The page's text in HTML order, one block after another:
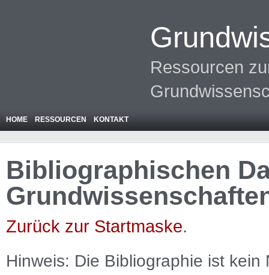
Ressourcen
HOME RESSOURCEN KONTAKT
Bibliographischen
Zurück zur Startmaske.
Hinweis: Die Bibliographie ist kein